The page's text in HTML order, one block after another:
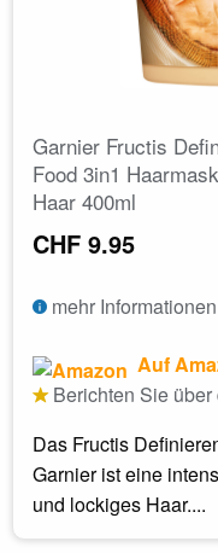
Garnier Fructis
Food 3in1
Haar 400ml
CHF 9.95
mehr Informationen
Auf
Berichten Sie über
Das Fructis
Garnier ist eine
und lockiges Haar....